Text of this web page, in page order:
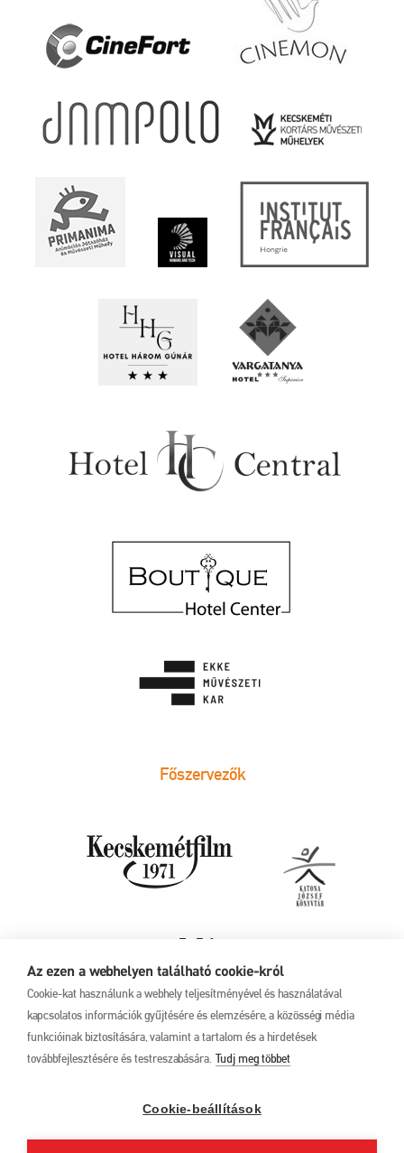
Az ezen a webhelyen található cookie-król
Cookie-kat használunk a webhely teljesítményével és használatával
kapcsolatos információk gyűjtésére és elemzésére, a közösségi média
funkcióinak biztosítására, valamint a tartalom és a hirdetések
továbbfejlesztésére és testreszabására. Tudj meg többet
Cookie-beállítások
Főszervezők
17. Kecskeméti
június 1.
Adatkezelési tájékoztató